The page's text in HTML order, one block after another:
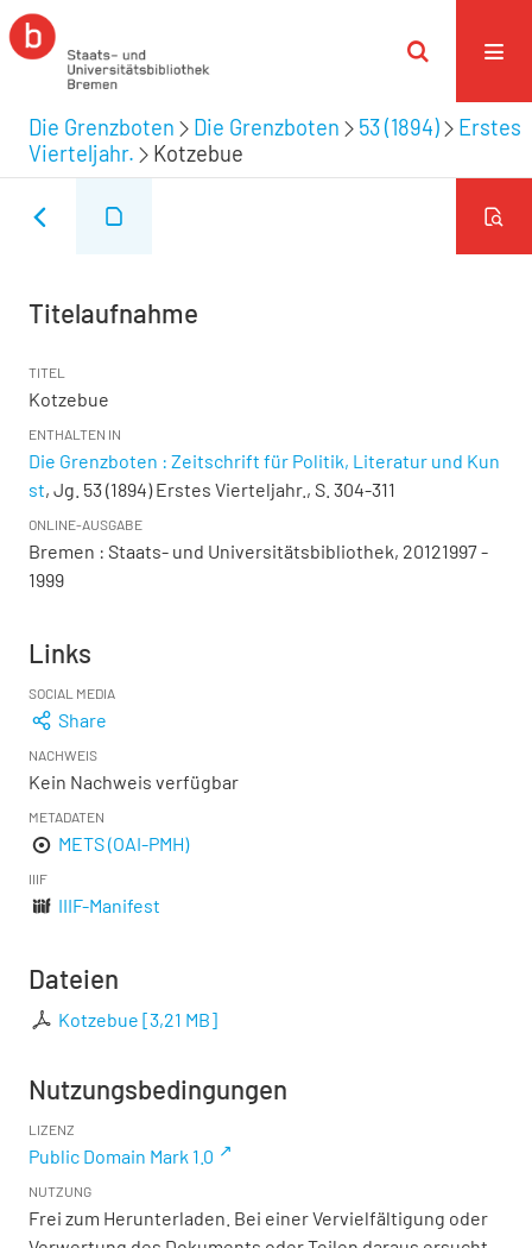
Die Grenzboten Die Grenzboten 53 (1894)
Erstes
Vierteljahr.
Kotzebue
Titelaufnahme
TITEL
Kotzebue
ENTHALTEN IN
Die Grenzboten : Zeitschrift für Politik, Literatur und Kun
st, Jg. 53 (1894) Erstes Vierteljahr., S. 304-311
ONLINE-AUSGABE
Bremen : Staats- und Universitätsbibliothek, 20121997 -
1999
Links
SOCIAL MEDIA
Share
NACHWEIS
Kein Nachweis verfügbar
METADATEN
METS (OAI-PMH)
IIIF
IIIF-Manifest
Dateien
Kotzebue [3,21 MB]
Nutzungsbedingungen
LIZENZ
Public Domain Mark 1.0
NUTZUNG
Frei zum Herunterladen. Bei einer Vervielfältigung oder